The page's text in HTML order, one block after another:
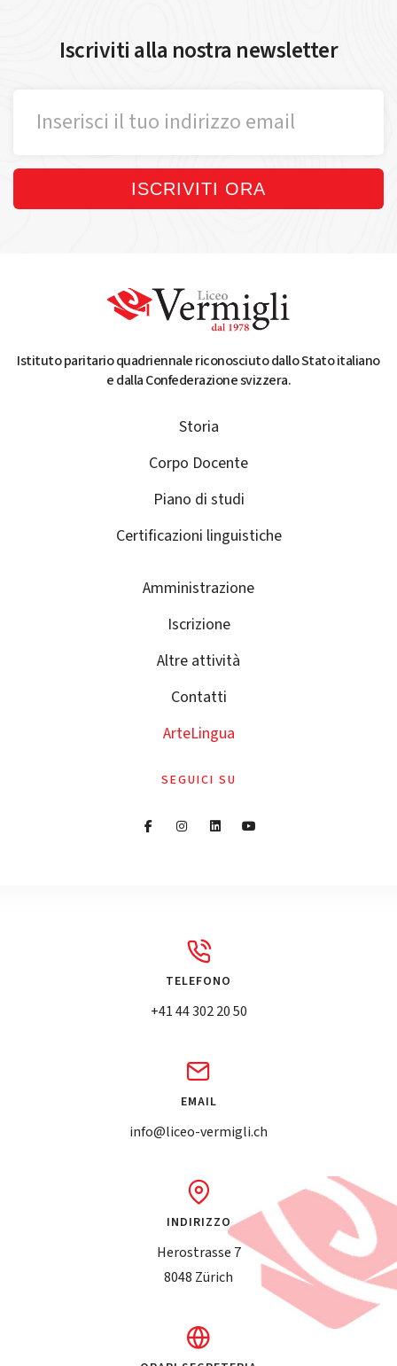
Iscriviti alla nostra newsletter
ISCRIVITI ORA
Istituto paritario quadriennale riconosciuto dallo Stato italiano
e dalla Confederazione svizzera.
Storia
Corpo Docente
Piano di studi
Certificazioni linguistiche
Amministrazione
Iscrizione
Altre attività
Contatti
ArteLingua
SEGUICI SU
TELEFONO
+41 44 302 20 50
EMAIL
info@liceo-vermigli.ch
INDIRIZZO
Herostrasse 7
8048 Zürich